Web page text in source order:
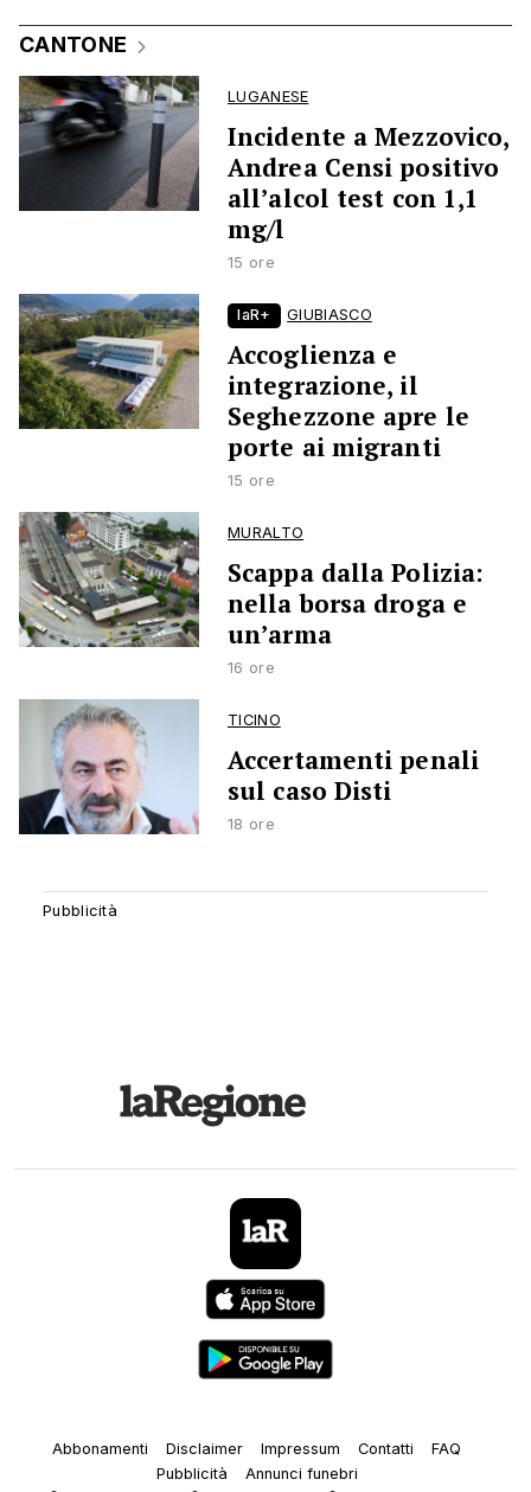
CANTONE
LUGANESE
Incidente a Mezzovico,
Andrea Censi positivo
all’alcol test con 1,1
mg/l
15 ore
laR+ GIUBIASCO
Accoglienza e
integrazione, il
Seghezzone apre le
porte ai migranti
15 ore
MURALTO
Scappa dalla Polizia:
nella borsa droga e
un’arma
16 ore
TICINO
Accertamenti penali
sul caso Disti
18 ore
Abbonamenti Disclaimer Impressum Contatti
FAQ
Pubblicità
Annunci funebri